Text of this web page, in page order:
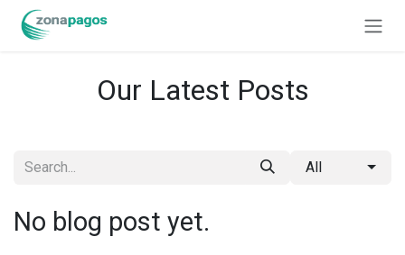
Skip to Content
Our Latest Posts
All
No blog post yet.